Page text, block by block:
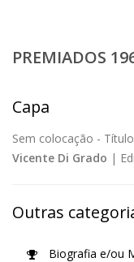
PREMIADOS
Capa
Sem colocação -
Vicente Di Grado |
Outras
Biografia e/ou